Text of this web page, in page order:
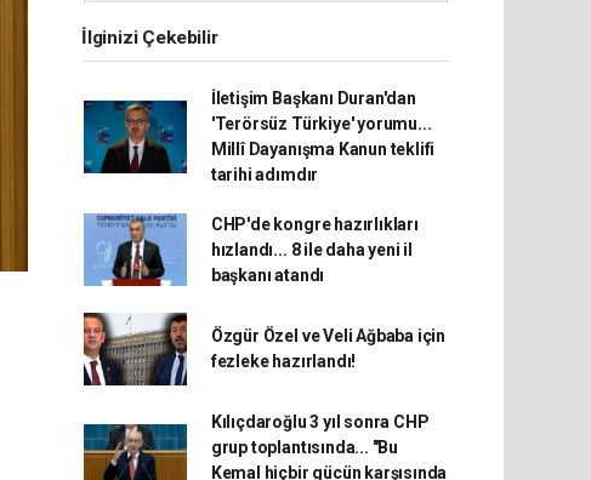
İlginizi Çekebilir
İletişim Başkanı Duran'dan
'Terörsüz Türkiye' yorumu...
Millî Dayanışma Kanun teklifi
tarihi adımdır
CHP'de kongre hazırlıkları
hızlandı... 8 ile daha yeni il
başkanı atandı
Özgür Özel ve Veli Ağbaba için
fezleke hazırlandı!
Kılıçdaroğlu 3 yıl sonra CHP
grup toplantısında... "Bu
Kemal hiçbir gücün karşısında